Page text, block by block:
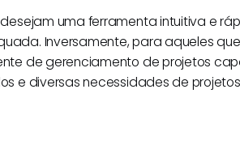
uma ferramenta intuitiva e
Inversamente, para aqueles
de gerenciamento de projetos
e diversas necessidades de